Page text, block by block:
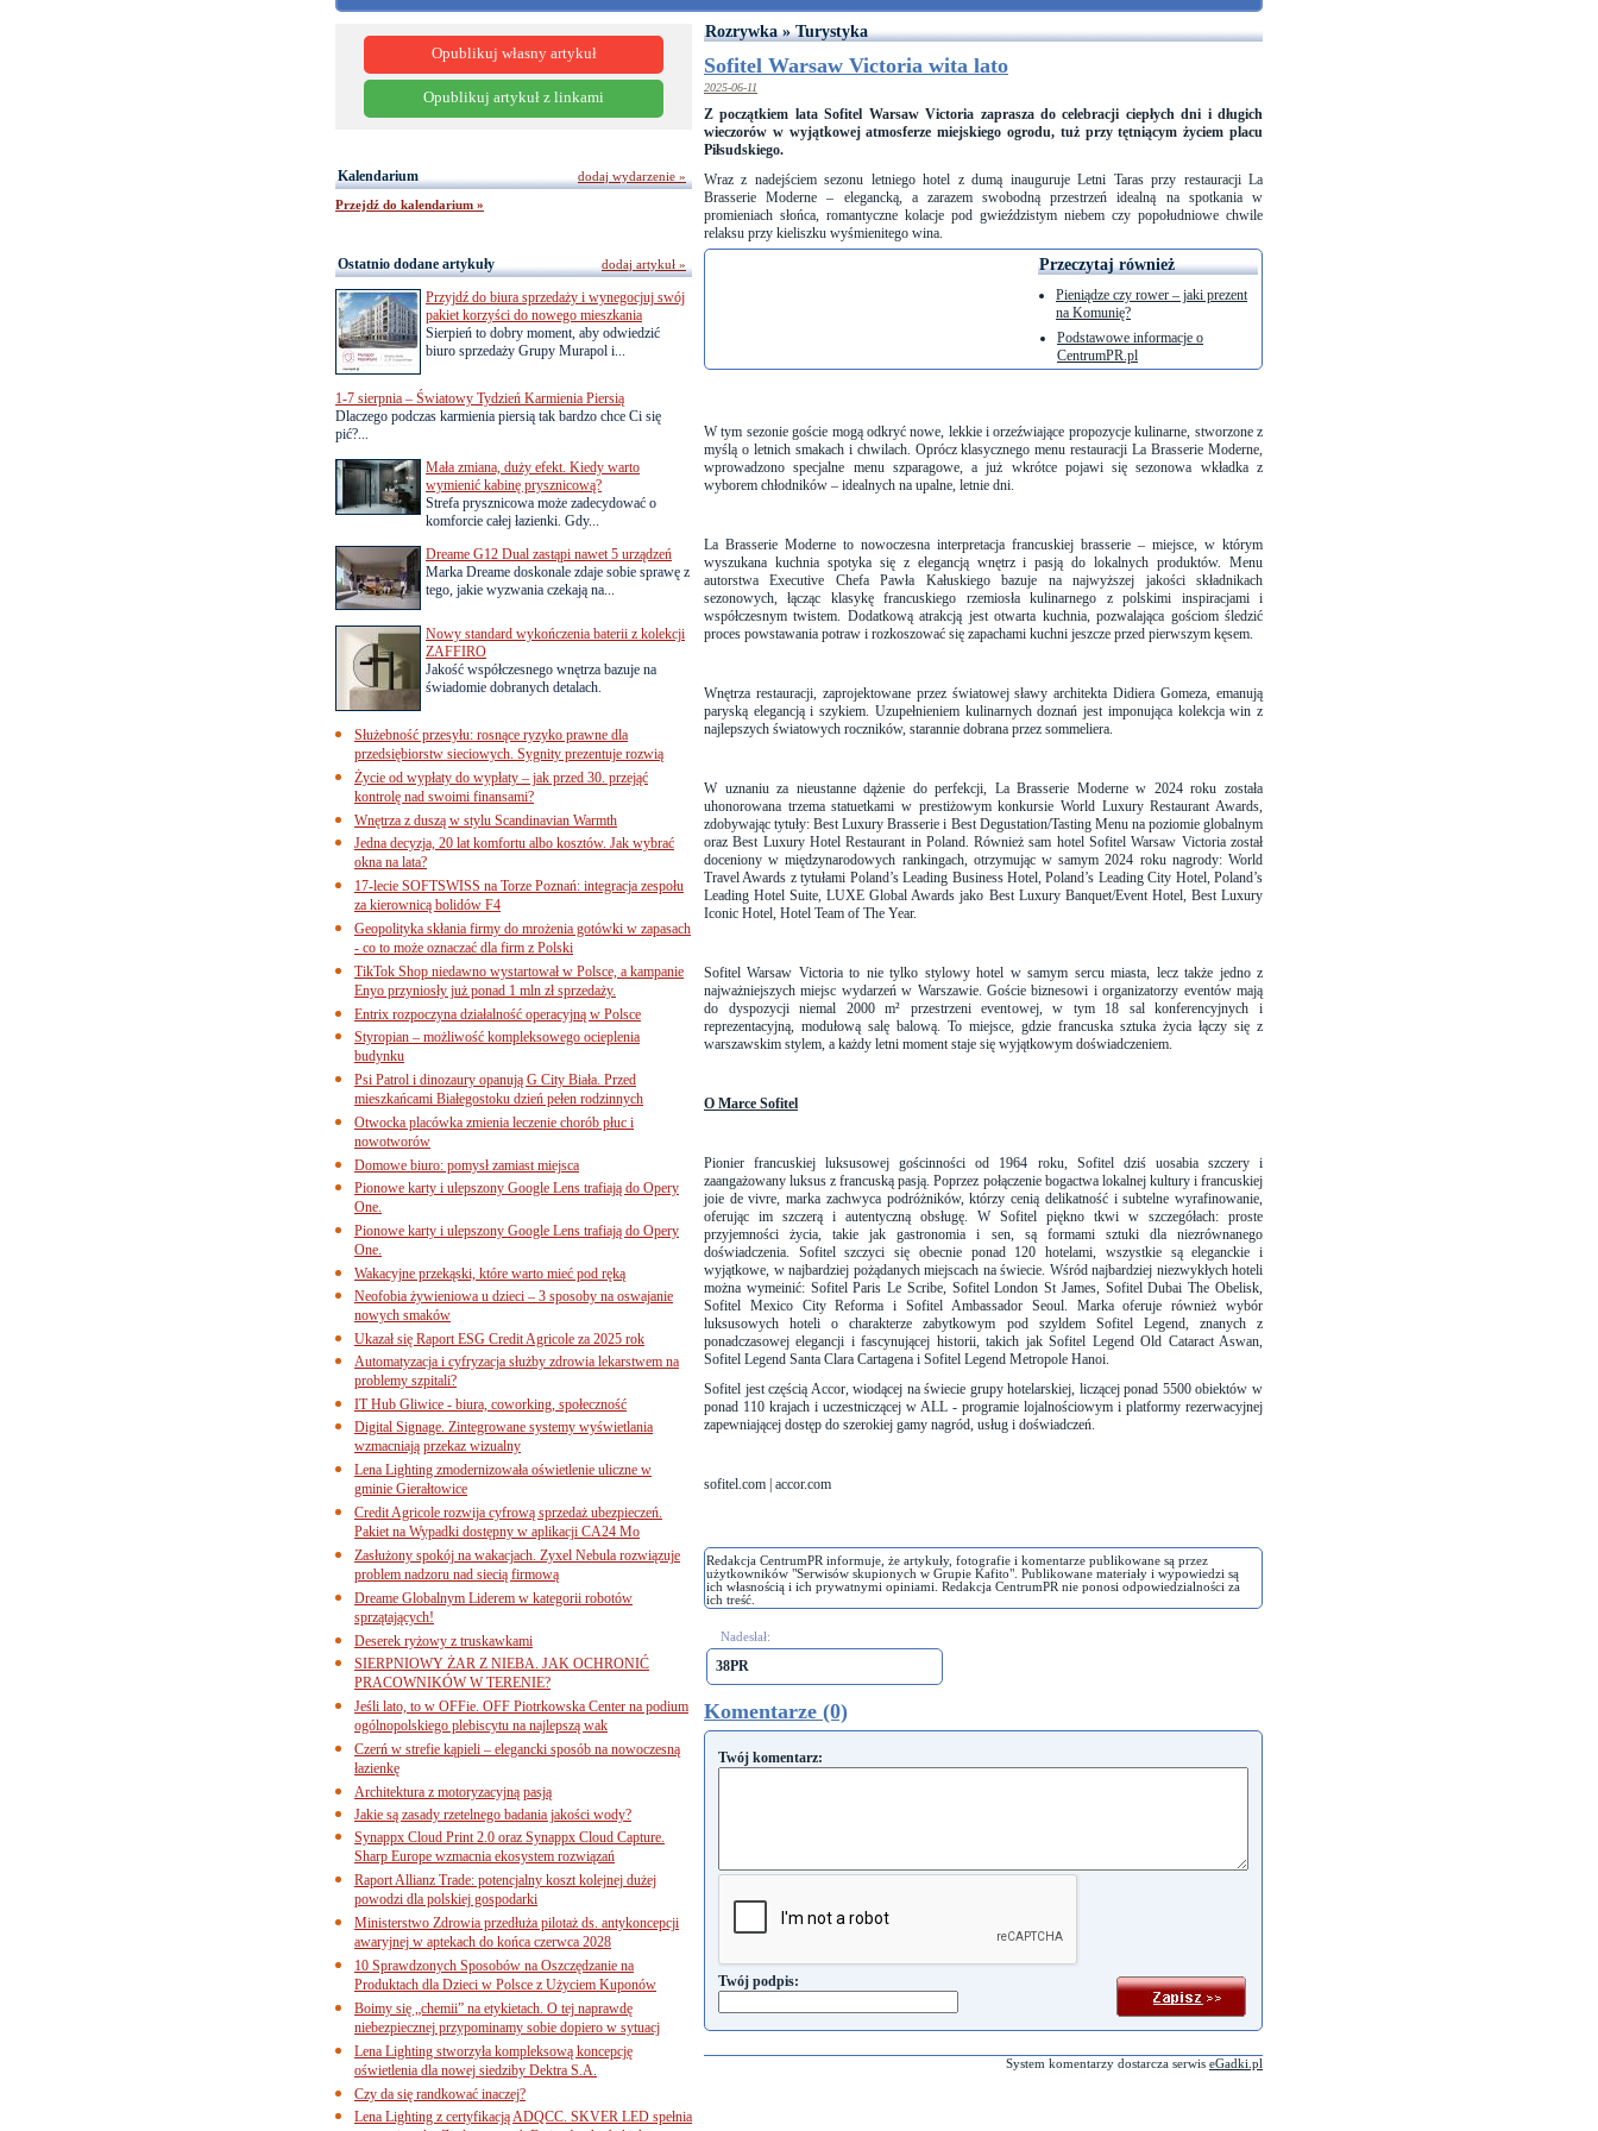
Rozrywka » Turystyka
Sofitel Warsaw Victoria wita lato
2025-06-11
Z początkiem lata Sofitel Warsaw Victoria zaprasza do celebracji ciepłych dni i długich
wieczorów w wyjątkowej atmosferze miejskiego ogrodu, tuż przy tętniącym życiem placu
Piłsudskiego.
Wraz z nadejściem sezonu letniego hotel z dumą inauguruje Letni Taras przy restauracji La
Brasserie Moderne – elegancką, a zarazem swobodną przestrzeń idealną na spotkania w
promieniach słońca, romantyczne kolacje pod gwieździstym niebem czy popołudniowe chwile
relaksu przy kieliszku wyśmienitego wina.
Przeczytaj również
Pieniądze czy rower – jaki prezent
na Komunię?
Podstawowe informacje o
CentrumPR.pl
W tym sezonie goście mogą odkryć nowe, lekkie i orzeźwiające propozycje kulinarne, stworzone z
myślą o letnich smakach i chwilach. Oprócz klasycznego menu restauracji La Brasserie Moderne,
wprowadzono specjalne menu szparagowe, a już wkrótce pojawi się sezonowa wkładka z
wyborem chłodników – idealnych na upalne, letnie dni.
La Brasserie Moderne to nowoczesna interpretacja francuskiej brasserie – miejsce, w którym
wyszukana kuchnia spotyka się z elegancją wnętrz i pasją do lokalnych produktów. Menu
autorstwa Executive Chefa Pawła Kałuskiego bazuje na najwyższej jakości składnikach
sezonowych, łącząc klasykę francuskiego rzemiosła kulinarnego z polskimi inspiracjami i
współczesnym twistem. Dodatkową atrakcją jest otwarta kuchnia, pozwalająca gościom śledzić
proces powstawania potraw i rozkoszować się zapachami kuchni jeszcze przed pierwszym kęsem.
Wnętrza restauracji, zaprojektowane przez światowej sławy architekta Didiera Gomeza, emanują
paryską elegancją i szykiem. Uzupełnieniem kulinarnych doznań jest imponująca kolekcja win z
najlepszych światowych roczników, starannie dobrana przez sommeliera.
W uznaniu za nieustanne dążenie do perfekcji, La Brasserie Moderne w 2024 roku została
uhonorowana trzema statuetkami w prestiżowym konkursie World Luxury Restaurant Awards,
zdobywając tytuły: Best Luxury Brasserie i Best Degustation/Tasting Menu na poziomie globalnym
oraz Best Luxury Hotel Restaurant in Poland. Również sam hotel Sofitel Warsaw Victoria został
doceniony w międzynarodowych rankingach, otrzymując w samym 2024 roku nagrody: World
Travel Awards z tytułami Poland’s Leading Business Hotel, Poland’s Leading City Hotel, Poland’s
Leading Hotel Suite, LUXE Global Awards jako Best Luxury Banquet/Event Hotel, Best Luxury
Iconic Hotel, Hotel Team of The Year.
Sofitel Warsaw Victoria to nie tylko stylowy hotel w samym sercu miasta, lecz także jedno z
najważniejszych miejsc wydarzeń w Warszawie. Goście biznesowi i organizatorzy eventów mają
do dyspozycji niemal 2000 m² przestrzeni eventowej, w tym 18 sal konferencyjnych i
reprezentacyjną, modułową salę balową. To miejsce, gdzie francuska sztuka życia łączy się z
warszawskim stylem, a każdy letni moment staje się wyjątkowym doświadczeniem.
O Marce Sofitel
Pionier francuskiej luksusowej gościnności od 1964 roku, Sofitel dziś uosabia szczery i
zaangażowany luksus z francuską pasją. Poprzez połączenie bogactwa lokalnej kultury i francuskiej
joie de vivre, marka zachwyca podróżników, którzy cenią delikatność i subtelne wyrafinowanie,
oferując im szczerą i autentyczną obsługę. W Sofitel piękno tkwi w szczegółach: proste
przyjemności życia, takie jak gastronomia i sen, są formami sztuki dla niezrównanego
doświadczenia. Sofitel szczyci się obecnie ponad 120 hotelami, wszystkie są eleganckie i
wyjątkowe, w najbardziej pożądanych miejscach na świecie. Wśród najbardziej niezwykłych hoteli
można wymeinić: Sofitel Paris Le Scribe, Sofitel London St James, Sofitel Dubai The Obelisk,
Sofitel Mexico City Reforma i Sofitel Ambassador Seoul. Marka oferuje również wybór
luksusowych hoteli o charakterze zabytkowym pod szyldem Sofitel Legend, znanych z
ponadczasowej elegancji i fascynującej historii, takich jak Sofitel Legend Old Cataract Aswan,
Sofitel Legend Santa Clara Cartagena i Sofitel Legend Metropole Hanoi.
Sofitel jest częścią Accor, wiodącej na świecie grupy hotelarskiej, liczącej ponad 5500 obiektów w
ponad 110 krajach i uczestniczącej w ALL - programie lojalnościowym i platformy rezerwacyjnej
zapewniającej dostęp do szerokiej gamy nagród, usług i doświadczeń.
sofitel.com | accor.com
Redakcja CentrumPR informuje, że artykuły, fotografie i komentarze publikowane są przez
użytkowników "Serwisów skupionych w Grupie Kafito". Publikowane materiały i wypowiedzi są
ich własnością i ich prywatnymi opiniami. Redakcja CentrumPR nie ponosi odpowiedzialności za
ich treść.
Nadesłał:
38PR
Komentarze (0)
Twój komentarz:
Twój podpis:
System komentarzy dostarcza serwis eGadki.pl
Opublikuj własny artykuł
Opublikuj artykuł z linkami
Kalendarium
Przejdź do kalendarium »
dodaj wydarzenie »
Ostatnio dodane artykuły
Przyjdź do biura sprzedaży i wynegocjuj swój
pakiet korzyści do nowego mieszkania
Sierpień to dobry moment, aby odwiedzić
biuro sprzedaży Grupy Murapol i...
1-7 sierpnia – Światowy Tydzień Karmienia Piersią
Dlaczego podczas karmienia piersią tak bardzo chce Ci się
pić?...
Mała zmiana, duży efekt. Kiedy warto
wymienić kabinę prysznicową?
Strefa prysznicowa może zadecydować o
komforcie całej łazienki. Gdy...
Dreame G12 Dual zastąpi nawet 5 urządzeń
Marka Dreame doskonale zdaje sobie sprawę z
tego, jakie wyzwania czekają na...
Nowy standard wykończenia baterii z kolekcji
ZAFFIRO
Jakość współczesnego wnętrza bazuje na
świadomie dobranych detalach.
Służebność przesyłu: rosnące ryzyko prawne dla
przedsiębiorstw sieciowych. Sygnity prezentuje rozwią
Życie od wypłaty do wypłaty – jak przed 30. przejąć
kontrolę nad swoimi finansami?
Wnętrza z duszą w stylu Scandinavian Warmth
Jedna decyzja, 20 lat komfortu albo kosztów. Jak wybrać
okna na lata?
17-lecie SOFTSWISS na Torze Poznań: integracja zespołu
za kierownicą bolidów F4
Geopolityka skłania firmy do mrożenia gotówki w zapasach
- co to może oznaczać dla firm z Polski
TikTok Shop niedawno wystartował w Polsce, a kampanie
Enyo przyniosły już ponad 1 mln zł sprzedaży.
Entrix rozpoczyna działalność operacyjną w Polsce
Styropian – możliwość kompleksowego ocieplenia
budynku
Psi Patrol i dinozaury opanują G City Biała. Przed
mieszkańcami Białegostoku dzień pełen rodzinnych
Otwocka placówka zmienia leczenie chorób płuc i
nowotworów
Domowe biuro: pomysł zamiast miejsca
Pionowe karty i ulepszony Google Lens trafiają do Opery
One.
Pionowe karty i ulepszony Google Lens trafiają do Opery
One.
Wakacyjne przekąski, które warto mieć pod ręką
Neofobia żywieniowa u dzieci – 3 sposoby na oswajanie
nowych smaków
Ukazał się Raport ESG Credit Agricole za 2025 rok
Automatyzacja i cyfryzacja służby zdrowia lekarstwem na
problemy szpitali?
IT Hub Gliwice - biura, coworking, społeczność
Digital Signage. Zintegrowane systemy wyświetlania
wzmacniają przekaz wizualny
Lena Lighting zmodernizowała oświetlenie uliczne w
gminie Gierałtowice
Credit Agricole rozwija cyfrową sprzedaż ubezpieczeń.
Pakiet na Wypadki dostępny w aplikacji CA24 Mo
Zasłużony spokój na wakacjach. Zyxel Nebula rozwiązuje
problem nadzoru nad siecią firmową
Dreame Globalnym Liderem w kategorii robotów
sprzątających!
Deserek ryżowy z truskawkami
SIERPNIOWY ŻAR Z NIEBA. JAK OCHRONIĆ
PRACOWNIKÓW W TERENIE?
Jeśli lato, to w OFFie. OFF Piotrkowska Center na podium
ogólnopolskiego plebiscytu na najlepszą wak
Czerń w strefie kąpieli – elegancki sposób na nowoczesną
łazienkę
Architektura z motoryzacyjną pasją
Jakie są zasady rzetelnego badania jakości wody?
Synappx Cloud Print 2.0 oraz Synappx Cloud Capture.
Sharp Europe wzmacnia ekosystem rozwiązań
Raport Allianz Trade: potencjalny koszt kolejnej dużej
powodzi dla polskiej gospodarki
Ministerstwo Zdrowia przedłuża pilotaż ds. antykoncepcji
awaryjnej w aptekach do końca czerwca 2028
10 Sprawdzonych Sposobów na Oszczędzanie na
Produktach dla Dzieci w Polsce z Użyciem Kuponów
Boimy się „chemii” na etykietach. O tej naprawdę
niebezpiecznej przypominamy sobie dopiero w sytuacj
Lena Lighting stworzyła kompleksową koncepcję
oświetlenia dla nowej siedziby Dektra S.A.
Czy da się randkować inaczej?
Lena Lighting z certyfikacją ADQCC. SKVER LED spełnia
dodaj artykuł »